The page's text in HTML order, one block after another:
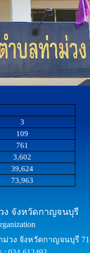
3
109
761
3,602
39,624
73,963
ง จังหวัดกาญจนบุรี
วง จังหวัดกาญจนบุรี